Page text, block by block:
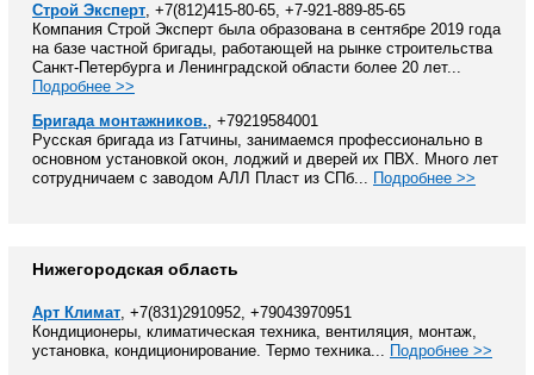
Строй Эксперт, +7(812)415-80-65, +7-921-889-85-65
Компания Строй Эксперт была образована в сентябре 2019 года
на базе частной бригады, работающей на рынке строительства
Санкт-Петербурга и Ленинградской области более 20 лет...
Подробнее >>
Бригада монтажников., +79219584001
Русская бригада из Гатчины, занимаемся профессионально в
основном установкой окон, лоджий и дверей их ПВХ. Много лет
сотрудничаем с заводом АЛЛ Пласт из СПб... Подробнее >>
Нижегородская область
Арт Климат, +7(831)2910952, +79043970951
Кондиционеры, климатическая техника, вентиляция, монтаж,
установка, кондиционирование. Термо техника... Подробнее >>